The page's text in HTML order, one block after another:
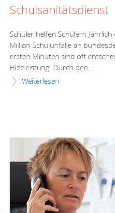
Schulsanitätsdienst
Schüler helfen Schülern
Million Schulunfälle an
ersten Minuten sind oft
Hilfeleistung. Durch den...
Weiterlesen